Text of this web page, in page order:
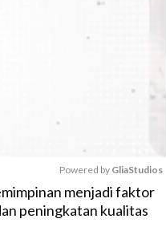
M
Powered by GliaStudios
menjadi faktor
peningkatan kualitas